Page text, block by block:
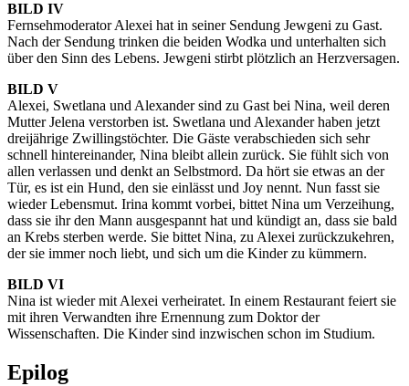
BILD IV
Fernsehmoderator Alexei hat in seiner Sendung Jewgeni zu Gast.
Nach der Sendung trinken die beiden Wodka und unterhalten sich
über den Sinn des Lebens. Jewgeni stirbt plötzlich an Herzversagen.
BILD V
Alexei, Swetlana und Alexander sind zu Gast bei Nina, weil deren
Mutter Jelena verstorben ist. Swetlana und Alexander haben jetzt
dreijährige Zwillingstöchter. Die Gäste verabschieden sich sehr
schnell hintereinander, Nina bleibt allein zurück. Sie fühlt sich von
allen verlassen und denkt an Selbstmord. Da hört sie etwas an der
Tür, es ist ein Hund, den sie einlässt und Joy nennt. Nun fasst sie
wieder Lebensmut. Irina kommt vorbei, bittet Nina um Verzeihung,
dass sie ihr den Mann ausgespannt hat und kündigt an, dass sie bald
an Krebs sterben werde. Sie bittet Nina, zu Alexei zurückzukehren,
der sie immer noch liebt, und sich um die Kinder zu kümmern.
BILD VI
Nina ist wieder mit Alexei verheiratet. In einem Restaurant feiert sie
mit ihren Verwandten ihre Ernennung zum Doktor der
Wissenschaften. Die Kinder sind inzwischen schon im Studium.
Epilog